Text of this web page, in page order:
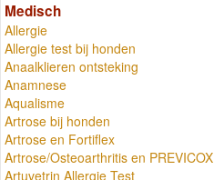
Medisch
Allergie
Allergie test bij honden
Anaalklieren ontsteking
Anamnese
Aqualisme
Artrose bij honden
Artrose en Fortiflex
Artrose/Osteoarthritis en PREVICOX
Artuvetrin Allergie Test